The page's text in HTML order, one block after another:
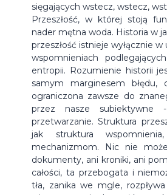
sięgających wstecz, wstecz,
Przeszłość, w której stoją
nader mętna woda. Historia w
przeszłość istnieje wyłącznie
wspomnieniach
entropii. Rozumienie historii
samym marginesem błędu,
ograniczona zawsze do
przez nasze
przetwarzanie. Struktura
jak struktura
mechanizmom. Nic nie
dokumenty, ani kroniki, ani
całości, ta przebogata i
tła, zanika we mgle,